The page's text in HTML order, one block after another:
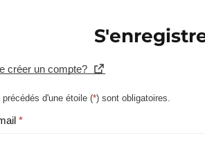
créer un compte?
d'une étoile (*) sont obligatoires.